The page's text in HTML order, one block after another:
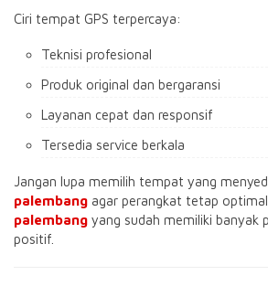
Ciri tempat GPS terpercaya:
Teknisi profesional
Produk original dan bergaransi
Layanan cepat dan responsif
Tersedia service berkala
Jangan lupa memilih tempat yang
palembang agar perangkat tetap
palembang yang sudah memiliki banyak
positif.